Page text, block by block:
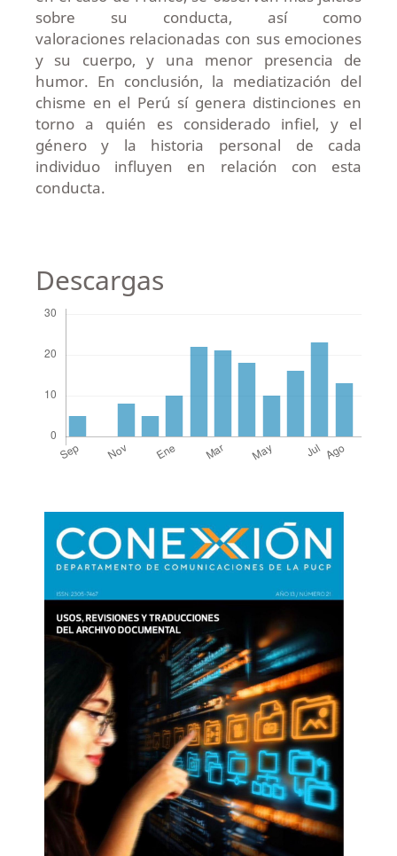
sobre su conducta, así como
valoraciones relacionadas con sus emociones
y su cuerpo, y una menor presencia de
humor. En conclusión, la mediatización del
chisme en el Perú sí genera distinciones en
torno a quién es considerado infiel, y el
género y la historia personal de cada
individuo influyen en relación con esta
conducta.
Descargas